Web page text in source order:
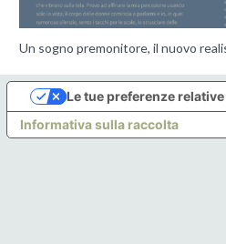
Un sogno premonitore, il nuovo
Informativa sulla raccolta
Le tue preferenze